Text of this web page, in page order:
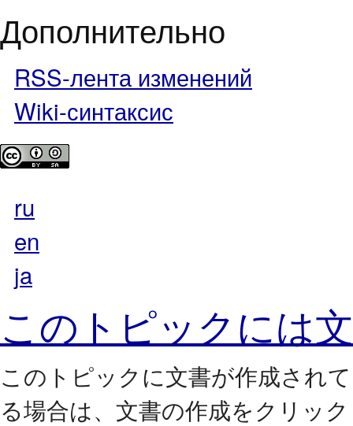
Дополнительно
RSS-лента изменений
Wiki-синтаксис
ru
en
ja
このトピックには
このトピックに文書が作成され
る場合は、
文書の作成をクリッ